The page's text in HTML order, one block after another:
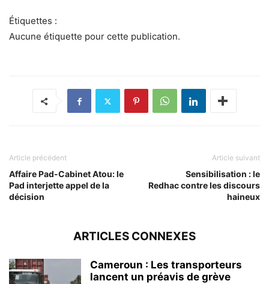
Étiquettes :
Aucune étiquette pour cette publication.
Article précédent
Affaire Pad-Cabinet Atou: le
Pad interjette appel de la
décision
Article suivant
Sensibilisation : le
Redhac contre les discours
haineux
ARTICLES CONNEXES
Cameroun : Les transporteurs
lancent un préavis de grève